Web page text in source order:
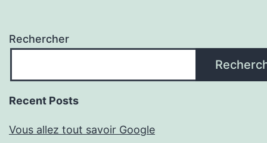
Rechercher
Recent Posts
Vous allez tout savoir Google